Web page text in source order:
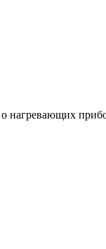
нагревающих